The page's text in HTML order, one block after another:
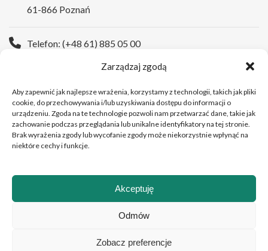
Zarządzaj zgodą
Aby zapewnić jak najlepsze wrażenia, korzystamy z technologii, takich jak pliki
cookie, do przechowywania i/lub uzyskiwania dostępu do informacji o
urządzeniu. Zgoda na te technologie pozwoli nam przetwarzać dane, takie jak
zachowanie podczas przeglądania lub unikalne identyfikatory na tej stronie.
Brak wyrażenia zgody lub wycofanie zgody może niekorzystnie wpłynąć na
niektóre cechy i funkcje.
Akceptuję
Odmów
Zobacz preferencje
61-866 Poznań
Telefon: (+48 61) 885 05 00
Copyright © 2026 Wielkopolskie Centrum Onkologii